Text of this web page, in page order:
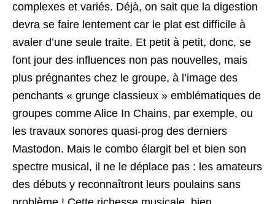
complexes et variés. Déjà, on sait que la digestion
devra se faire lentement car le plat est difficile à
avaler d’une seule traite. Et petit à petit, donc, se
font jour des influences non pas nouvelles, mais
plus prégnantes chez le groupe, à l’image des
penchants « grunge classieux » emblématiques de
groupes comme Alice In Chains, par exemple, ou
les travaux sonores quasi-prog des derniers
Mastodon. Mais le combo élargit bel et bien son
spectre musical, il ne le déplace pas : les amateurs
des débuts y reconnaîtront leurs poulains sans